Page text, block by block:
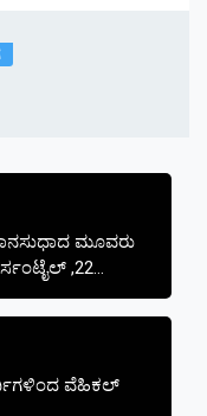
ಮೂವರು
,22
ಪರ್ಸಂಟೈಲ್
ವೆಹಿಕಲ್